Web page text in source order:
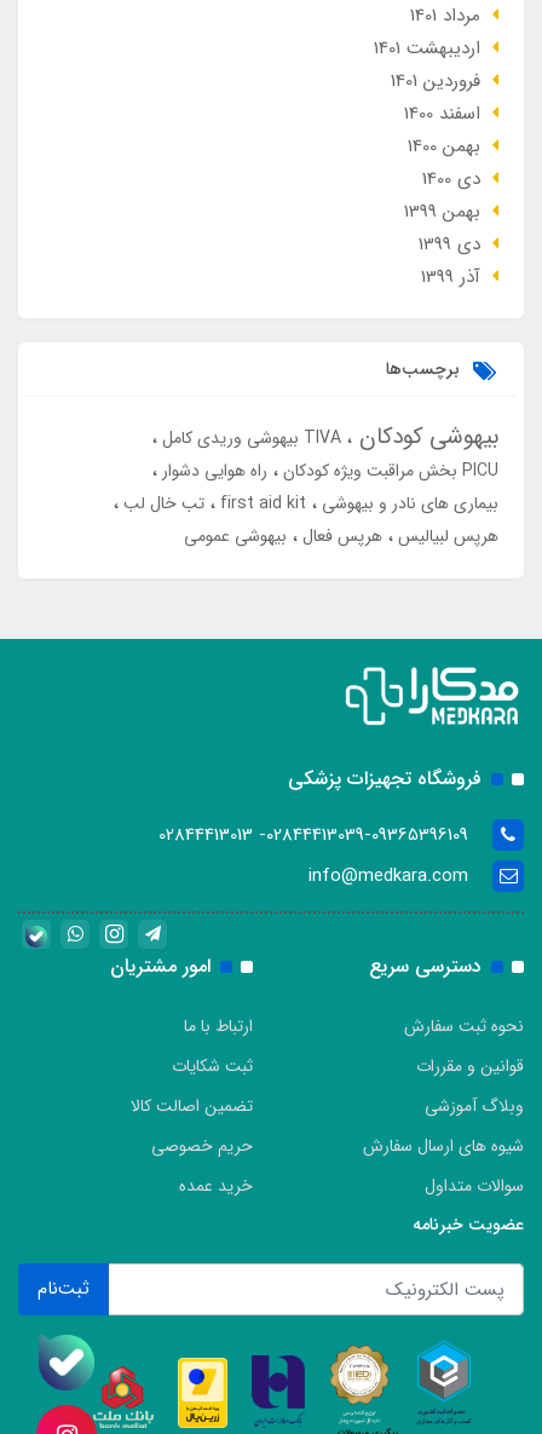
مرداد 1401
ارديبهشت 1401
فروردین 1401
اسفند 1400
بهمن 1400
دی 1400
بهمن 1399
دی 1399
آذر 1399
برچسب‌ها
بیهوشی کودکان
TIVA بیهوشی وریدی کامل
PICU بخش مراقبت ویژه کودکان
راه هوایی دشوار
بیماری های نادر و بیهوشی
first aid kit
تب خال لب
هرپس لبیالیس هرپس فعال بیهوشی عمومی
فروشگاه تجهیزات پزشکی
02844413039-09365396109- 02844413013
info@medkara.com
دسترسی سریع
نحوه ثبت سفارش
قوانین و مقررات
وبلاگ آموزشی
شیوه های ارسال سفارش
سوالات متداول
امور مشتریان
ارتباط با ما
ثبت شکایات
تضمین اصالت کالا
حریم خصوصی
خرید عمده
عضویت خبرنامه
ثبت‌نام